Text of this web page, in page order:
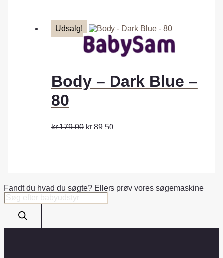
Udsalg!
Body – Dark Blue –
80
kr.179.00 kr.89.50
Fandt du hvad du søgte? Ellers prøv vores søgemaskine
Products
search